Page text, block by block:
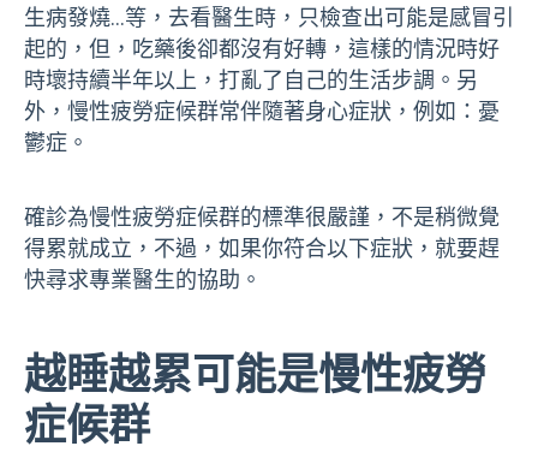
生病發燒…等，去看醫生時，只檢查出可能是感冒引
起的，但，吃藥後卻都沒有好轉，這樣的情況時好
時壞持續半年以上，打亂了自己的生活步調。另
外，慢性疲勞症候群常伴隨著身心症狀，例如：憂
鬱症。
確診為慢性疲勞症候群的標準很嚴謹，不是稍微覺
得累就成立，不過，如果你符合以下症狀，就要趕
快尋求專業醫生的協助。
越睡越累可能是慢性疲勞
症候群